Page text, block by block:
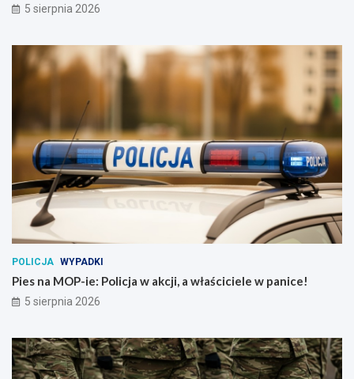
5 sierpnia 2026
POLICJA WYPADKI
Pies na MOP-ie: Policja w akcji, a właściciele w panice!
5 sierpnia 2026